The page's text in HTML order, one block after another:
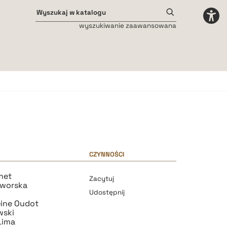
wyszukiwanie zaawansowana
CZYNNOŚCI
Oudot
Zacytuj
Udostępnij